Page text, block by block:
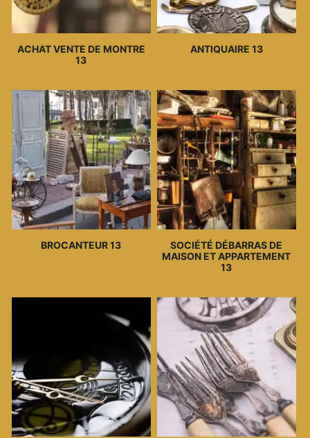
ACHAT VENTE DE MONTRE
13
ANTIQUAIRE 13
BROCANTEUR 13
SOCIÉTÉ DÉBARRAS DE
MAISON ET APPARTEMENT
13